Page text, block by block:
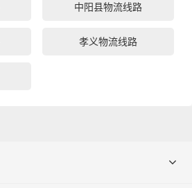
中阳县物流线路
孝义物流线路